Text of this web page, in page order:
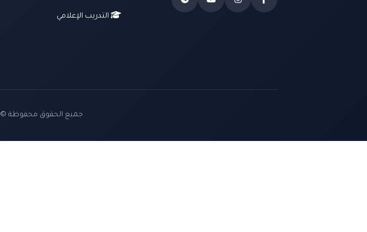
التدريب الإعلامي
جميع الحقوق محفوظة © 2026 شركة الجوهرة للإنتاج الفني والإعلامي